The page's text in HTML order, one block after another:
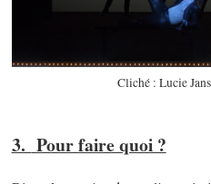
Cliché : Lucie
3. Pour faire quoi ?